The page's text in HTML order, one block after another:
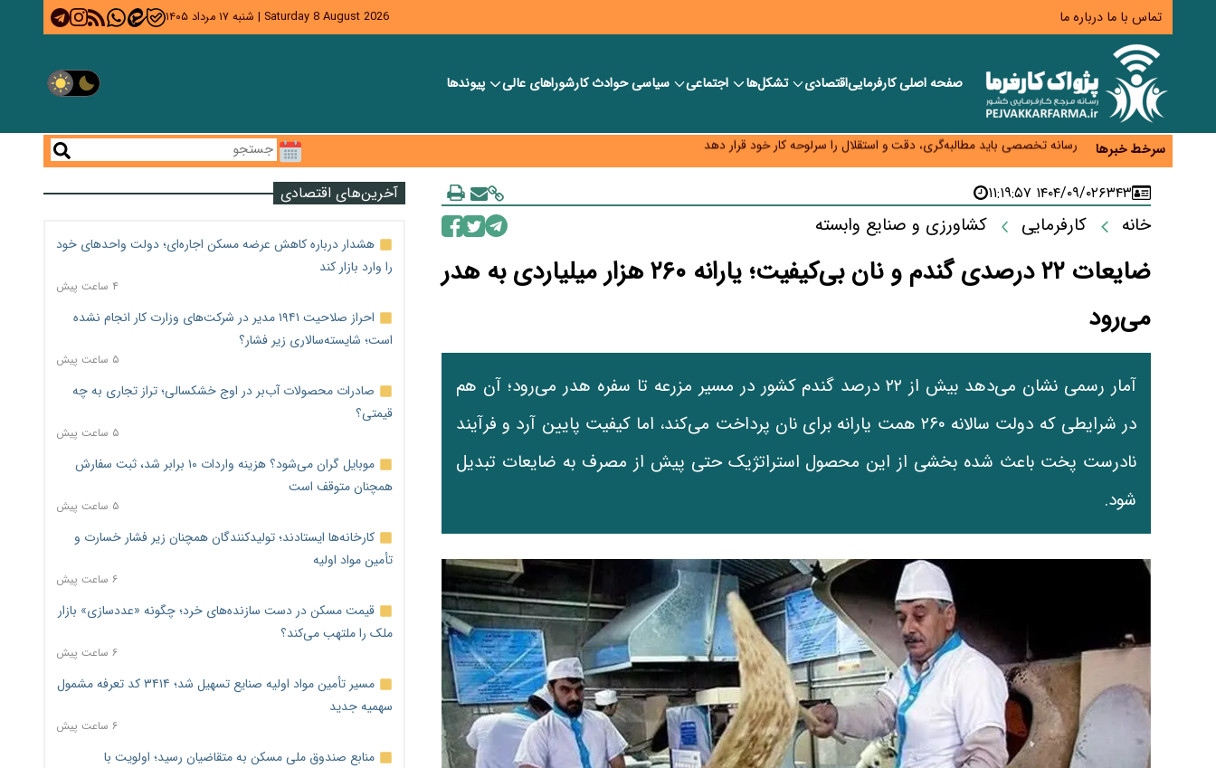
تماس با ما درباره ما Saturday 8 August 2026
| شنبه ۱۷ مرداد ۱۴۰۵
صفحه اصلیکارفرماییاقتصادی تشکل‌ها اجتماعی سیاسیحوادث کارشورا‎های عالی پیوندها
سرخط خبرها
هشدار درباره کاهش عرضه مسکن اجاره‌ای؛ دولت واحدهای خود را وارد بازار کند
رسانه تخصصی باید مطالبه‌گری، دقت و استقلال را سرلوحه کار خود قرار دهد
احراز صلاحیت ۱۹۴۱ مدیر در شرکت‌های وزارت کار انجام نشده است؛ شایسته‌سالاری زیر فشار؟
صادرات محصولات آب‌بر در اوج خشکسالی؛ تراز تجاری به چه قیمتی؟
موبایل گران می‌شود؟ هزینه واردات ۱۰ برابر شد، ثبت سفارش همچنان متوقف است
۶۳۴۳۱۴۰۴/۰۹/۰۲ ۱۱:۱۹:۵۷
خانه کارفرمایی کشاورزی و صنایع وابسته
ضایعات ۲۲ درصدی گندم و نان بی‌کیفیت؛ یارانه ۲۶۰ هزار میلیاردی به هدر
می‌رود
آمار رسمی نشان می‌دهد بیش از ۲۲ درصد گندم کشور در مسیر مزرعه تا سفره هدر می‌رود؛ آن هم
در شرایطی که دولت سالانه ۲۶۰ همت یارانه برای نان پرداخت می‌کند، اما کیفیت پایین آرد و فرآیند
نادرست پخت باعث شده بخشی از این محصول استراتژیک حتی پیش از مصرف به ضایعات تبدیل
شود.
آخرین‌های اقتصادی
هشدار درباره کاهش عرضه مسکن اجاره‌ای؛ دولت واحدهای خود
را وارد بازار کند
۴ ساعت پیش
احراز صلاحیت ۱۹۴۱ مدیر در شرکت‌های وزارت کار انجام نشده
است؛ شایسته‌سالاری زیر فشار؟
۵ ساعت پیش
صادرات محصولات آب‌بر در اوج خشکسالی؛ تراز تجاری به چه
قیمتی؟
۵ ساعت پیش
موبایل گران می‌شود؟ هزینه واردات ۱۰ برابر شد، ثبت سفارش
همچنان متوقف است
۵ ساعت پیش
کارخانه‌ها ایستادند؛ تولیدکنندگان همچنان زیر فشار خسارت و
تأمین مواد اولیه
۶ ساعت پیش
قیمت مسکن در دست سازنده‌های خرد؛ چگونه «عددسازی» بازار
ملک را ملتهب می‌کند؟
۶ ساعت پیش
مسیر تأمین مواد اولیه صنایع تسهیل شد؛ ۳۴۱۴ کد تعرفه مشمول
سهمیه جدید
۶ ساعت پیش
منابع صندوق ملی مسکن به متقاضیان رسید؛ اولویت با